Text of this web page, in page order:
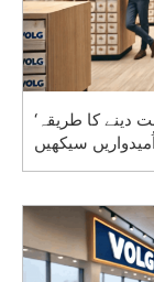
‘وولج’ میں کام کریں: ہیں کیسے درخواست دینے کا طریقہ
اُمیدواریں سیکھیں